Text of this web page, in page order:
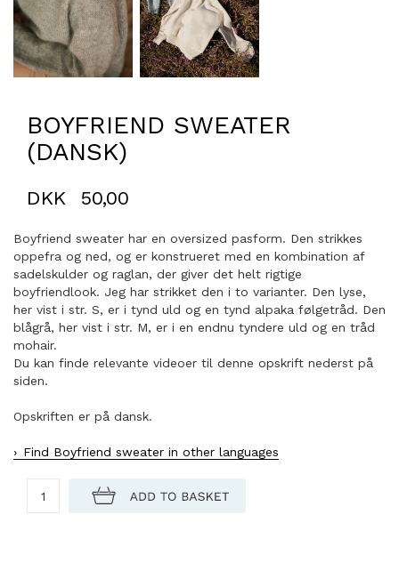
BOYFRIEND SWEATER
(DANSK)
DKK 50,00
Boyfriend sweater har en oversized pasform. Den strikkes
oppefra og ned, og er konstrueret med en kombination af
sadelskulder og raglan, der giver det helt rigtige
boyfriendlook. Jeg har strikket den i to varianter. Den lyse,
her vist i str. S, er i tynd uld og en tynd alpaka følgetråd. Den
blågrå, her vist i str. M, er i en endnu tyndere uld og en tråd
mohair.
Du kan finde relevante videoer til denne opskrift nederst på
siden.
Opskriften er på dansk.
Find Boyfriend sweater in other languages